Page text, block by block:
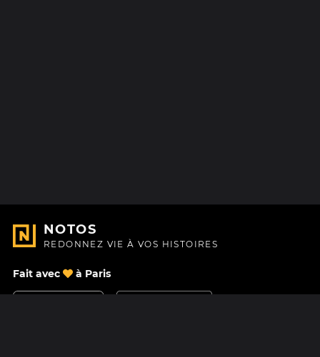
NOTOS
REDONNEZ VIE À VOS HISTOIRES
Fait avec à Paris